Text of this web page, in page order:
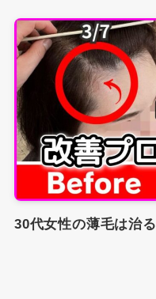
30代女性の薄毛は治る